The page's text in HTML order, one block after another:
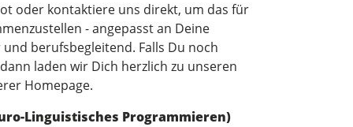
oder kontaktiere uns direkt, um das für
- angepasst an Deine
berufsbegleitend. Falls Du noch
laden wir Dich herzlich zu unseren
Homepage.
Linguistisches Programmieren)